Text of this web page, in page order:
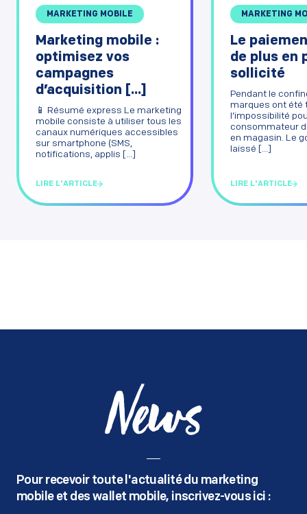
MARKETING MOBILE
Marketing mobile :
optimisez vos
campagnes
d’acquisition [...]
📱 Résumé express Le marketing
mobile consiste à utiliser tous les
canaux numériques accessibles
sur smartphone (SMS,
notifications, applis [...]
LIRE L'ARTICLE
MARKETING
Le
de plus en
sollicité
Pendant le
marques ont été
l’impossibilité
consommateur
en magasin. Le
laissé [...]
LIRE L'ARTICLE
News
Pour recevoir toute l'actualité du marketing
mobile et des wallet mobile, inscrivez-vous ici :